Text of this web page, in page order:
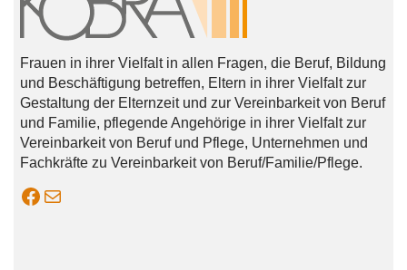
Frauen in ihrer Vielfalt in allen Fragen, die Beruf, Bildung
und Beschäftigung betreffen, Eltern in ihrer Vielfalt zur
Gestaltung der Elternzeit und zur Vereinbarkeit von Beruf
und Familie, pflegende Angehörige in ihrer Vielfalt zur
Vereinbarkeit von Beruf und Pflege, Unternehmen und
Fachkräfte zu Vereinbarkeit von Beruf/Familie/Pflege.
KOBRA auf Facebook
Mail Kobra